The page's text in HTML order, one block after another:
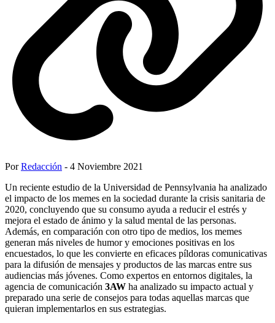
PorRedacción - 4 Noviembre 2021
Un reciente estudio de la Universidad de Pennsylvania ha analizado
el impacto de los memes en la sociedad durante la crisis sanitaria de
2020, concluyendo que su consumo ayuda a reducir el estrés y
mejora el estado de ánimo y la salud mental de las personas.
Además, en comparación con otro tipo de medios, los memes
generan más niveles de humor y emociones positivas en los
encuestados, lo que les convierte en eficaces píldoras comunicativas
para la difusión de mensajes y productos de las marcas entre sus
audiencias más jóvenes. Como expertos en entornos digitales, la
agencia de comunicación 3AW ha analizado su impacto actual y
preparado una serie de consejos para todas aquellas marcas que
quieran implementarlos en sus estrategias.